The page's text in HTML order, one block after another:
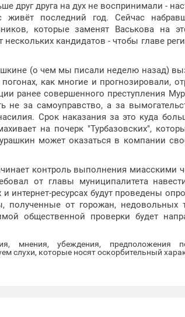
друг друга на дух не воспринимали -
живёт последний год. Сейчас
которые заменят Васькова на
кандидатов - чтобы главе
(о чем мы писали неделю назад)
как многие и прогнозировали,
ранее совершенного преступления
не за самоуправство, а за
Срок наказания за это куда
на почерк "Турбазовских",
может оказаться в компании
контроль выполнения миасскими
от главы муниципалитета
ресурсах будут проведены
полученные от горожан, недовольных
общественной проверки будет
мнения, убеждения, предположения
слухи, которые носят оскорбительный